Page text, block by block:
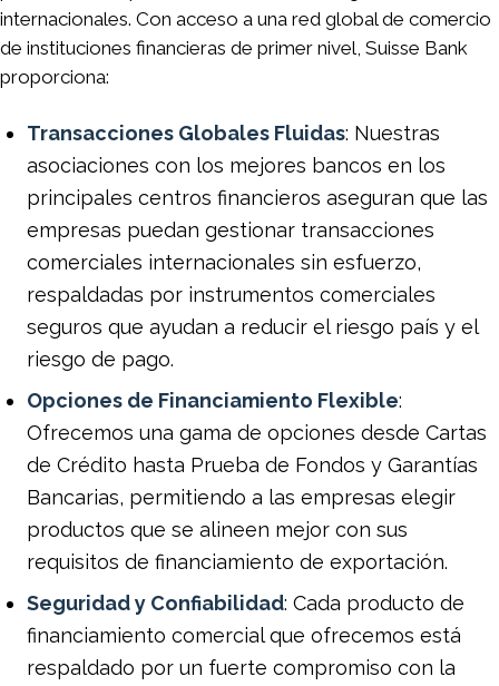
internacionales. Con acceso a una red global de comercio
de instituciones financieras de primer nivel, Suisse Bank
proporciona:
Transacciones Globales Fluidas: Nuestras
asociaciones con los mejores bancos en los
principales centros financieros aseguran que las
empresas puedan gestionar transacciones
comerciales internacionales sin esfuerzo,
respaldadas por instrumentos comerciales
seguros que ayudan a reducir el riesgo país y el
riesgo de pago.
Opciones de Financiamiento Flexible:
Ofrecemos una gama de opciones desde Cartas
de Crédito hasta Prueba de Fondos y Garantías
Bancarias, permitiendo a las empresas elegir
productos que se alineen mejor con sus
requisitos de financiamiento de exportación.
Seguridad y Confiabilidad: Cada producto de
financiamiento comercial que ofrecemos está
respaldado por un fuerte compromiso con la